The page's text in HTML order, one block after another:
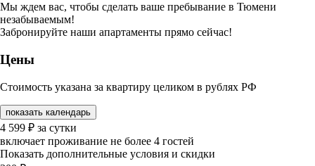
Мы ждем вас, чтобы сделать ваше пребывание в Тюмени
незабываемым!
Забронируйте наши апартаменты прямо сейчас!
Цены
Стоимость указана за квартиру целиком в рублях РФ
показать календарь
4 599 ₽ за сутки
включает проживание не более 4 гостей
Показать дополнительные условия и скидки